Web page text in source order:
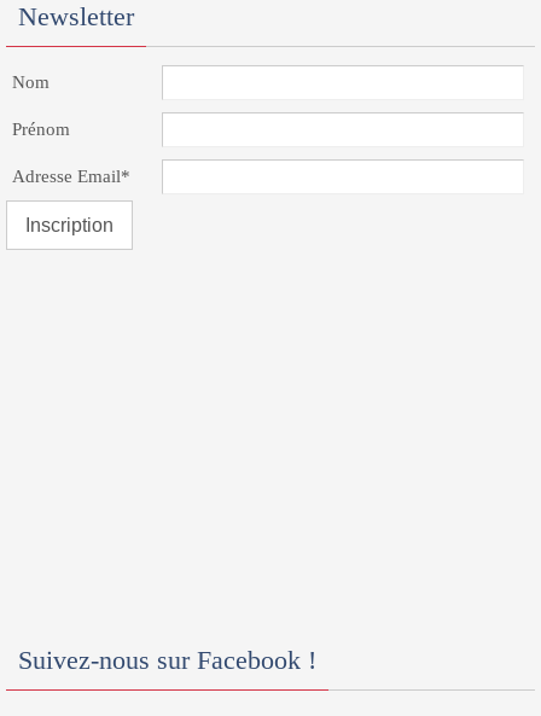
Newsletter
Nom
Prénom
Adresse Email*
Suivez-nous sur Facebook !